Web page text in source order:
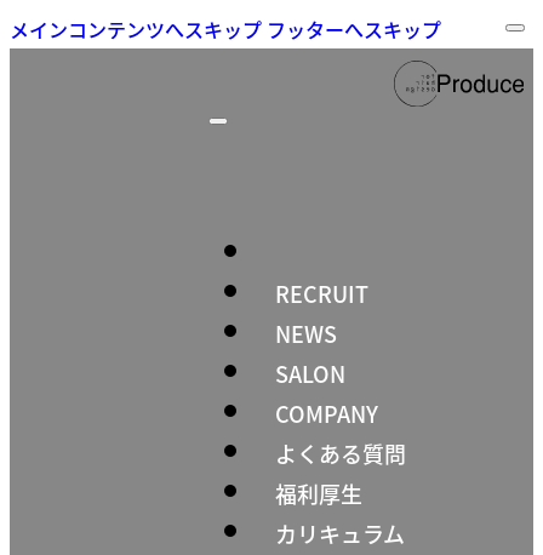
メインコンテンツへスキップ フッターへスキップ
RECRUIT
NEWS
SALON
COMPANY
よくある質問
福利厚生
カリキュラム